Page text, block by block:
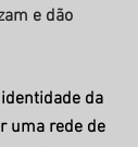
e dão
da
uma rede de